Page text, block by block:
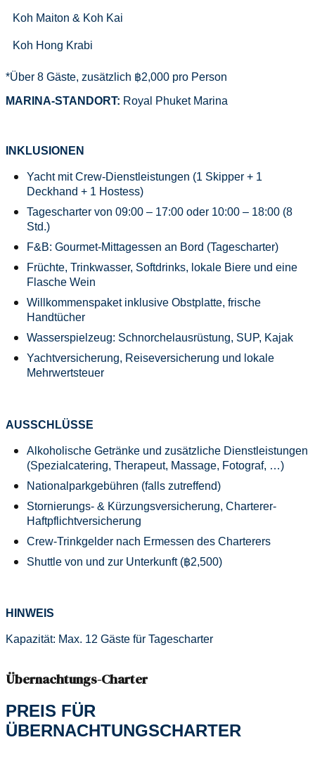
Koh Maiton & Koh Kai
Koh Hong Krabi
*Über 8 Gäste, zusätzlich ฿2,000 pro Person
MARINA-STANDORT: Royal Phuket Marina
INKLUSIONEN
Yacht mit Crew-Dienstleistungen (1 Skipper + 1
Deckhand + 1 Hostess)
Tagescharter von 09:00 – 17:00 oder 10:00 – 18:00 (8
Std.)
F&B: Gourmet-Mittagessen an Bord (Tagescharter)
Früchte, Trinkwasser, Softdrinks, lokale Biere und eine
Flasche Wein
Willkommenspaket inklusive Obstplatte, frische
Handtücher
Wasserspielzeug: Schnorchelausrüstung, SUP, Kajak
Yachtversicherung, Reiseversicherung und lokale
Mehrwertsteuer
AUSSCHLÜSSE
Alkoholische Getränke und zusätzliche Dienstleistungen
(Spezialcatering, Therapeut, Massage, Fotograf, …)
Nationalparkgebühren (falls zutreffend)
Stornierungs- & Kürzungsversicherung, Charterer-
Haftpflichtversicherung
Crew-Trinkgelder nach Ermessen des Charterers
Shuttle von und zur Unterkunft (฿2,500)
HINWEIS
Kapazität: Max. 12 Gäste für Tagescharter
Übernachtungs-Charter
PREIS FÜR
ÜBERNACHTUNGSCHARTER